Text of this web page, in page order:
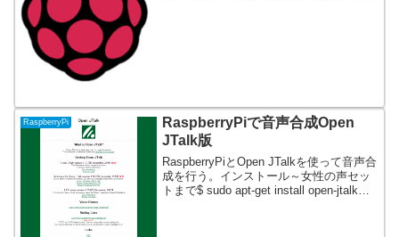
RaspberryPi
RaspberryPiで音声合成Open
JTalk版
RaspberryPiとOpen JTalkを使って音声合
成を行う。インストール～女性の声セッ
トまで$ sudo apt-get install open-jtalk